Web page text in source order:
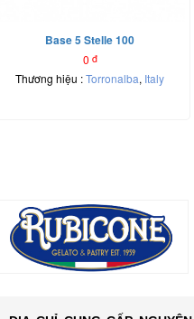
Base 5 Stelle 100
0 đ
Thương hiệu :Torronalba, Italy